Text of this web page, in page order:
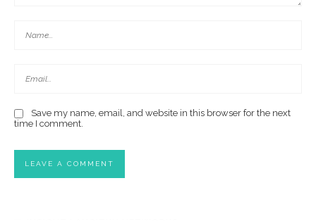
Save my name, email, and website in this browser for the next
time I comment.